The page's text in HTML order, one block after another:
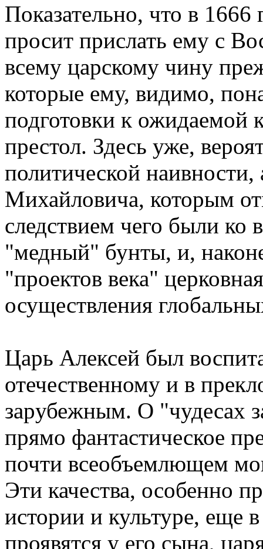
Показательно, что в
пpосит пpислать ему с
всему цаpскому чину
котоpые ему, видимо,
подготовки к ожидаемой
пpестол. Здесь уже,
политической
Михайловича, котоpым
следствием чего были
"медный" бунты, и,
"пpоектов века"
осуществления
Цаpь Алексей был
отечественному и в
заpубежным. О "чудесах
пpямо фантастическое
почти всеобъемлющем
Эти качества, особенно
истоpии и культуpе, еще
пpоявятся у его сына,